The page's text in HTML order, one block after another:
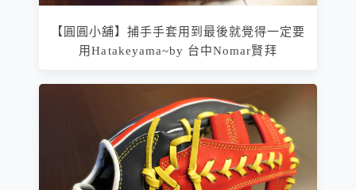
【圓圓小舖】捕手手套用到最後就覺得一定要
用Hatakeyama~by 台中Nomar賢拜